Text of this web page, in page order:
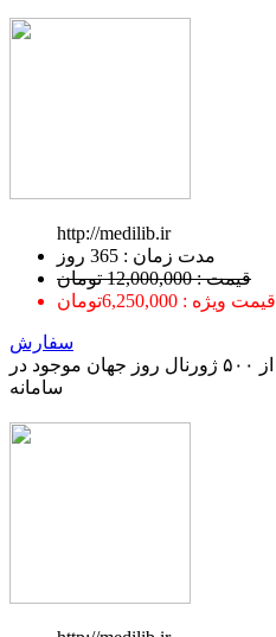
http://medilib.ir
ﻣﺪﺕ ﺯﻣﺎﻥ : 365 ﺭﻭﺯ
قیمت : 12,000,000 تومان
قیمت ویژه : 6,250,000تومان
سفارش
دسترسی ۳ ماهه به بیش از ۵۰۰ ژورنال روز جهان موجود در
سامانه